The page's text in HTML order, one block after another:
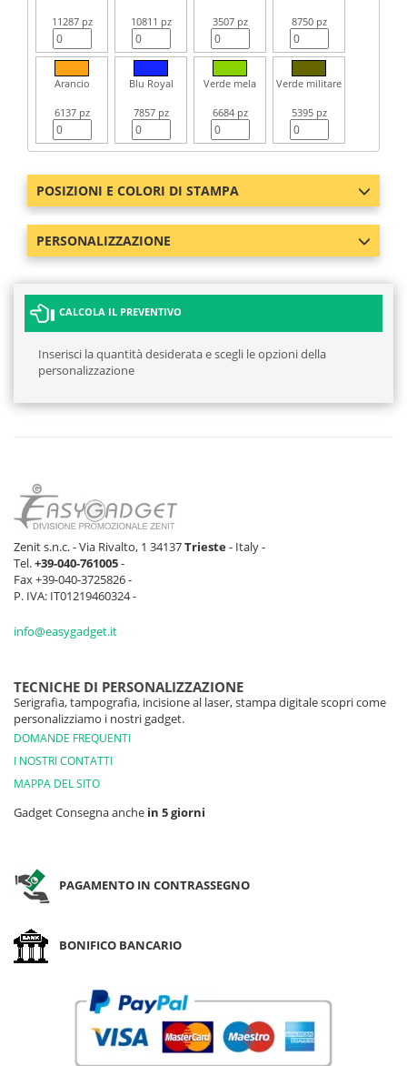
11287 pz 10811 pz 3507 pz 8750 pz
Arancio
6137 pz
Blu Royal
7857 pz
Verde mela
6684 pz
Verde militare
5395 pz
POSIZIONI E COLORI DI STAMPA
PERSONALIZZAZIONE
CALCOLA IL PREVENTIVO
Inserisci la quantità desiderata e scegli le opzioni della
personalizzazione
Zenit s.n.c. - Via Rivalto, 1 34137Trieste- Italy -
Tel.+39-040-761005-
Fax +39-040-3725826 -
P. IVA: IT01219460324 -
info@easygadget.it
TECNICHE DI PERSONALIZZAZIONE
Serigrafia, tampografia, incisione al laser, stampa digitale scopri come
personalizziamo i nostri gadget.
DOMANDE FREQUENTI
I NOSTRI CONTATTI
MAPPA DEL SITO
Gadget Consegna anche in 5 giorni
PAGAMENTO IN CONTRASSEGNO
BONIFICO BANCARIO